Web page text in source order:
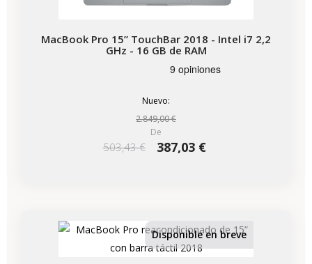
MacBook Pro 15” TouchBar 2018 - Intel i7 2,2
GHz - 16 GB de RAM
Nuevo:
2.849,00 €
De
503,43 € 387,03 €
Disponible en breve